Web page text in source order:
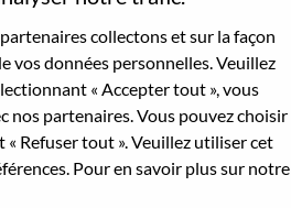
collectons et sur la façon
vos données personnelles. Veuillez
« Accepter tout », vous
nos partenaires. Vous pouvez choisir
Refuser tout ». Veuillez utiliser cet
Pour en savoir plus sur notre